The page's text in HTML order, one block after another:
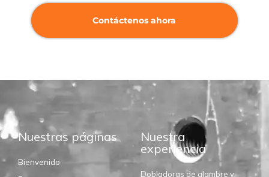
Contáctenos ahora
Nuestras páginas
Bienvenido
Nuestra
experiencia
Dobladoras de alambre y